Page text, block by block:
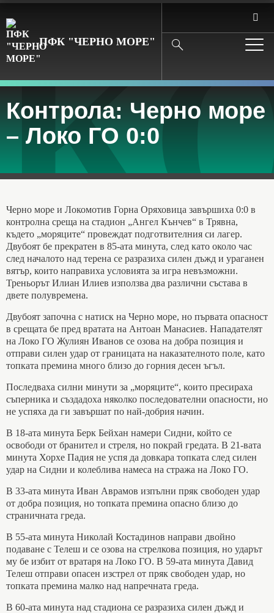
ПФК "ЧЕРНО МОРЕ" Search
Контрола: Черно море
– Локо ГО 0:0
Черно море и Локомотив Горна Оряховица завършиха 0:0 в
контролна среща на стадион „Ангел Кънчев“ в Трявна,
където „моряците“ провеждат подготвителния си лагер.
Двубоят бе прекратен в 85-ата минута, след като около час
след началото над терена се разразиха силен дъжд и ураганен
вятър, които направиха условията за игра невъзможни.
Треньорът Илиан Илиев използва два различни състава в
двете полувремена.
Двубоят започна с натиск на Черно море, но първата опасност
в срещата бе пред вратата на Антоан Манасиев. Нападателят
на Локо ГО Жулиян Иванов се озова на добра позиция и
отправи силен удар от границата на наказателното поле, като
топката премина много близо до горния десен ъгъл.
Последваха силни минути за „моряците“, които пресираха
съперника и създадоха няколко последователни опасности, но
не успяха да ги завършат по най-добрия начин.
В 18-ата минута Берк Бейхан намери Сидни, който се
освободи от бранител и стреля, но покрай гредата. В 21-вата
минута Хорхе Падия не успя да довкара топката след силен
удар на Сидни и колеблива намеса на стража на Локо ГО.
В 33-ата минута Иван Аврамов изпълни пряк свободен удар
от добра позиция, но топката премина опасно близо до
страничната греда.
В 55-ата минута Николай Костадинов направи двойно
подаване с Телеш и се озова на стрелкова позиция, но ударът
му бе избит от вратаря на Локо ГО. В 59-ата минута Давид
Телеш отправи опасен изстрел от пряк свободен удар, но
топката премина малко над напречната греда.
В 60-ата минута над стадиона се разразиха силен дъжд и